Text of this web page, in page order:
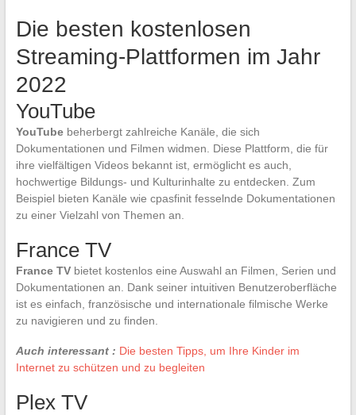
Die besten kostenlosen
Streaming-Plattformen im Jahr
2022
YouTube
YouTubebeherbergt zahlreiche Kanäle, die sich
Dokumentationen und Filmen widmen. Diese Plattform, die für
ihre vielfältigen Videos bekannt ist, ermöglicht es auch,
hochwertige Bildungs- und Kulturinhalte zu entdecken. Zum
Beispiel bieten Kanäle wie cpasfinit fesselnde Dokumentationen
zu einer Vielzahl von Themen an.
France TV
France TVbietet kostenlos eine Auswahl an Filmen, Serien und
Dokumentationen an. Dank seiner intuitiven Benutzeroberfläche
ist es einfach, französische und internationale filmische Werke
zu navigieren und zu finden.
Auch interessant : Die besten Tipps, um Ihre Kinder im
Internet zu schützen und zu begleiten
Plex TV